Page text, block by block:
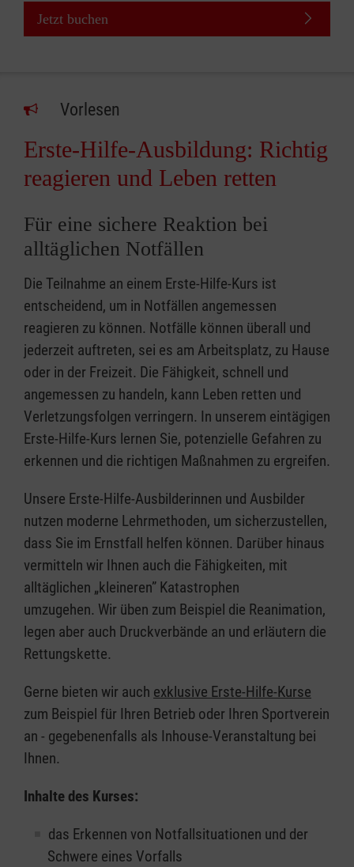
Jetzt buchen
Vorlesen
Erste-Hilfe-Ausbildung: Richtig
reagieren und Leben retten
Für eine sichere Reaktion bei
alltäglichen Notfällen
Die Teilnahme an einem Erste-Hilfe-Kurs ist
entscheidend, um in Notfällen angemessen
reagieren zu können. Notfälle können überall und
jederzeit auftreten, sei es am Arbeitsplatz, zu Hause
oder in der Freizeit. Die Fähigkeit, schnell und
angemessen zu handeln, kann Leben retten und
Verletzungsfolgen verringern. In unserem eintägigen
Erste-Hilfe-Kurs lernen Sie, potenzielle Gefahren zu
erkennen und die richtigen Maßnahmen zu ergreifen.
Unsere Erste-Hilfe-Ausbilderinnen und Ausbilder
nutzen moderne Lehrmethoden, um sicherzustellen,
dass Sie im Ernstfall helfen können. Darüber hinaus
vermitteln wir Ihnen auch die Fähigkeiten, mit
alltäglichen „kleineren” Katastrophen
umzugehen. Wir üben zum Beispiel die Reanimation,
legen aber auch Druckverbände an und erläutern die
Rettungskette.
Gerne bieten wir auch exklusive Erste-Hilfe-Kurse
zum Beispiel für Ihren Betrieb oder Ihren Sportverein
an - gegebenenfalls als Inhouse-Veranstaltung bei
Ihnen.
Inhalte des Kurses:
das Erkennen von Notfallsituationen und der
Schwere eines Vorfalls